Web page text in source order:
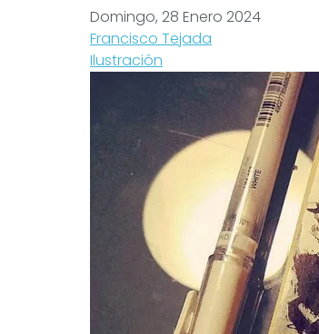
Domingo, 28 Enero 2024
Francisco Tejada
Ilustración